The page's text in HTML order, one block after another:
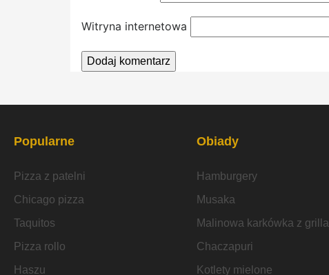
Witryna internetowa
Popularne
Pizza z patelni
Chicago pizza
Taquitos
Pizza rollo
Haszu
Obiady
Hamburgery
Musaka
Malinowa karkówka z grilla
Chaczapuri
Kotlety mielone